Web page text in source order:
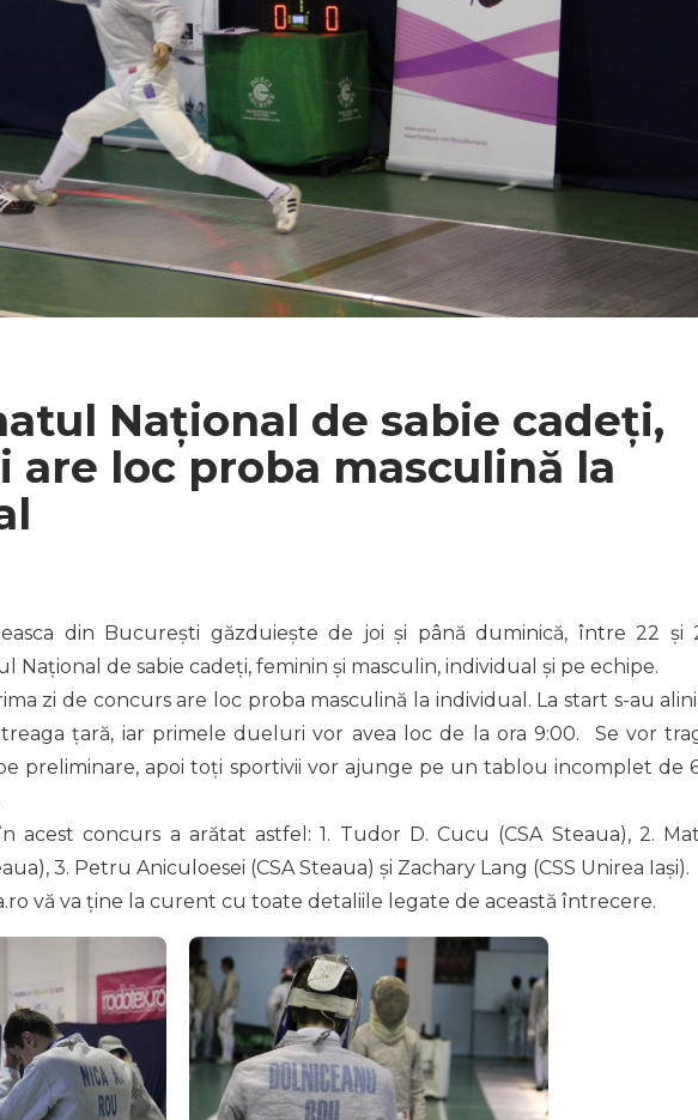
Național de sabie cadeți,
are loc proba masculină la
din București găzduiește de joi și până duminică, între 22 și
Național de sabie cadeți, feminin și masculin, individual și pe echipe.
zi de concurs are loc proba masculină la individual. La start s-au
țară, iar primele dueluri vor avea loc de la ora 9:00. Se vor
preliminare, apoi toți sportivii vor ajunge pe un tablou incomplet de
acest concurs a arătat astfel: 1. Tudor D. Cucu (CSA Steaua), 2.
3. Petru Aniculoesei (CSA Steaua) și Zachary Lang (CSS Unirea Iași).
vă va ține la curent cu toate detaliile legate de această întrecere.